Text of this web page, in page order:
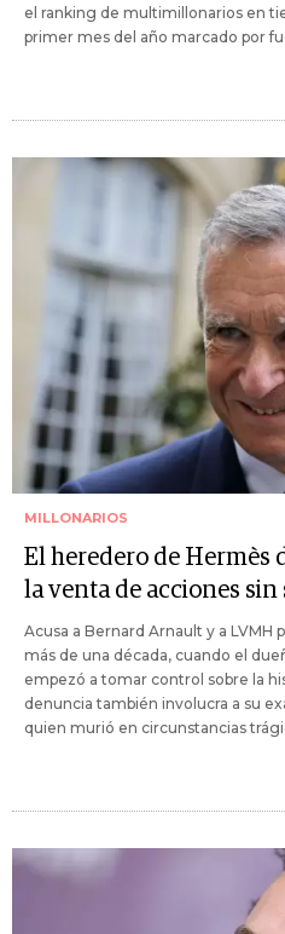
el ranking de multimillonarios en
primer mes del año marcado por
MILLONARIOS
El heredero de Hermès
la venta de acciones
Acusa a Bernard Arnault y a LVMH
más de una década, cuando el
empezó a tomar control sobre la
denuncia también involucra a su
quien murió en circunstancias